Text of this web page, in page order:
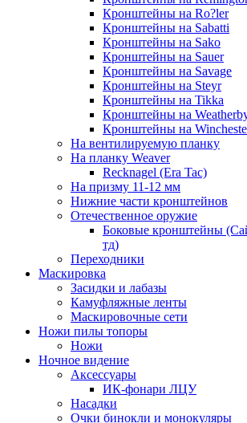
Кронштейны на Ro?ler
Кронштейны на Sabatti
Кронштейны на Sako
Кронштейны на Sauer
Кронштейны на Savage
Кронштейны на Steyr
Кронштейны на Tikka
Кронштейны на
Кронштейны на
На вентилируемую планку
На планку Weaver
Recknagel (Era Tac)
На призму 11-12 мм
Нижние части кронштейнов
Отечественное оружие
Боковые кронштейны
тд)
Переходники
Маскировка
Засидки и лабазы
Камуфляжные ленты
Маскировочные сети
Ножи пилы топоры
Ножи
Ночное видение
Аксессуары
ИК-фонари ЛЦУ
Насадки
Очки бинокли и монокуляры